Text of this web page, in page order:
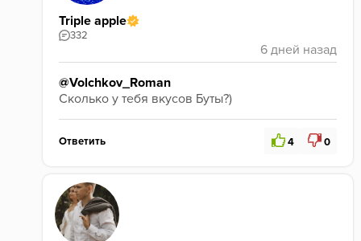
Triple apple
332
@Volchkov_Roman
Сколько у тебя вкусов Буты?)
Ответить 4 0